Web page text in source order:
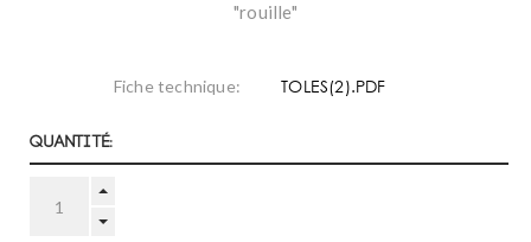
"rouille"
Fiche technique: TOLES(2).PDF
Quantité: